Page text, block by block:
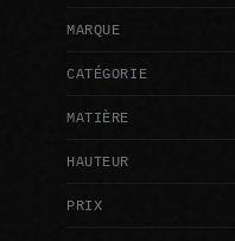
MARQUE
CATÉGORIE
MATIÈRE
HAUTEUR
PRIX